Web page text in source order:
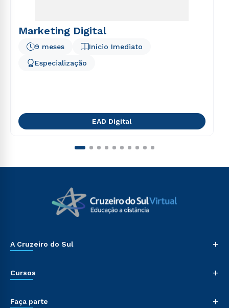
Marketing Digital
Início Imediato
9 meses
Especialização
EAD Digital
A Cruzeiro do Sul +
Cursos +
Faça parte +